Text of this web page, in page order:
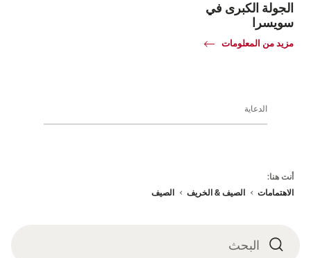
الجولة الكبرى في
سويسرا
مزيد من المعلوماتCommon.Of
الدعاية
أنت هنا:
الاهتمامات
الصيف & الخريف الصيف
البحثالبحث